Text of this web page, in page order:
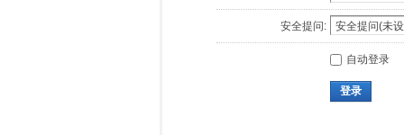
安全提问:
自动登录
登录